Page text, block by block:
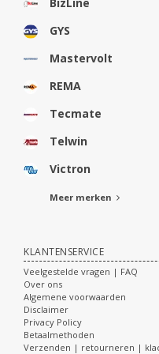
GYS
Mastervolt
REMA
Tecmate
Telwin
Victron
Meer merken
KLANTENSERVICE
Veelgestelde vragen | FAQ
Over ons
Algemene voorwaarden
Disclaimer
Privacy Policy
Betaalmethoden
Verzenden | retourneren |